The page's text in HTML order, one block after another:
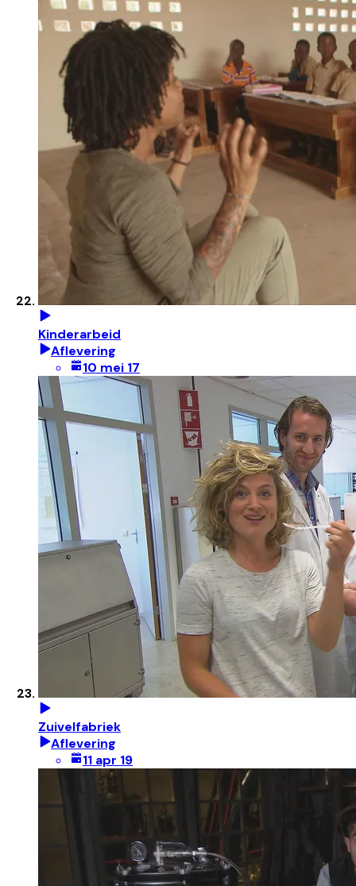
Kinderarbeid
Aflevering
10 mei 17
Zuivelfabriek
Aflevering
11 apr 19